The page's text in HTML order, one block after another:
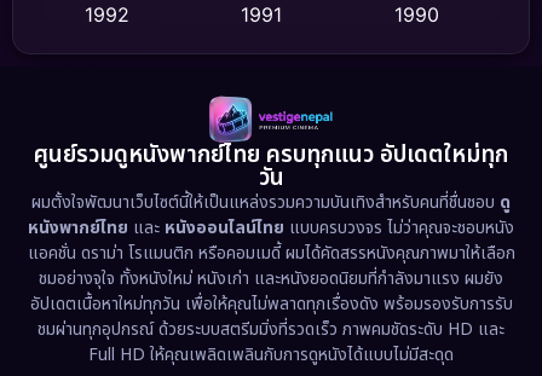
Detective สืบสวน (62)
Disaster (13)
Disney+ (5)
Documentary สารคดี (94)
Drama ดราม่า (1,513)
Dystopian (17)
1992
1991
1990
1989
1988
1986
1983
1978
1962
ศูนย์รวมดูหนังพากย์ไทย ครบทุกแนว อัปเดตใหม่ทุก
วัน
ผมตั้งใจพัฒนาเว็บไซต์นี้ให้เป็นแหล่งรวมความบันเทิงสำหรับคนที่ชื่นชอบ ดู
หนังพากย์ไทย และ หนังออนไลน์ไทย แบบครบวงจร ไม่ว่าคุณจะชอบหนัง
แอคชั่น ดราม่า โรแมนติก หรือคอมเมดี้ ผมได้คัดสรรหนังคุณภาพมาให้เลือก
ชมอย่างจุใจ ทั้งหนังใหม่ หนังเก่า และหนังยอดนิยมที่กำลังมาแรง ผมยัง
อัปเดตเนื้อหาใหม่ทุกวัน เพื่อให้คุณไม่พลาดทุกเรื่องดัง พร้อมรองรับการรับ
ชมผ่านทุกอุปกรณ์ ด้วยระบบสตรีมมิ่งที่รวดเร็ว ภาพคมชัดระดับ HD และ
Full HD ให้คุณเพลิดเพลินกับการดูหนังได้แบบไม่มีสะดุด